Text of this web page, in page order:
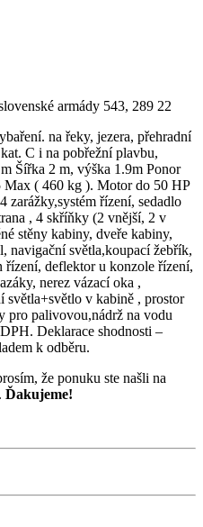
armády 543, 289 22
na řeky, jezera, přehradní
C i na pobřežní plavbu,
Šířka 2 m, výška 1.9m Ponor
Max ( 460 kg ). Motor do 50 HP
zarážky,systém řízení, sedadlo
, 4 skříňky (2 vnější, 2 v
stěny kabiny, dveře kabiny,
navigační světla,koupací žebřík,
deflektor u konzole řízení,
nerez vázací oka ,
světla+světlo v kabině , prostor
pro palivovou,nádrž na vodu
Deklarace shodnosti –
k odběru.
že ponuku ste našli na
Ďakujeme!